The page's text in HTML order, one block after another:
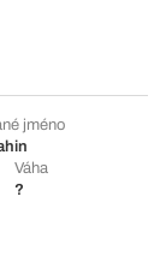
jméno
Váha
?